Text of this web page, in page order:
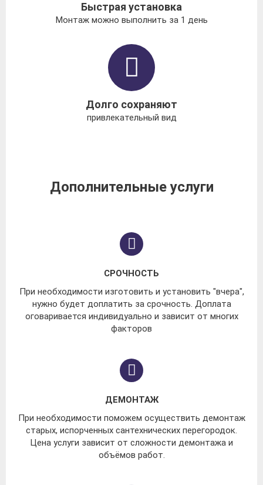
Быстрая установка
Монтаж можно выполнить за 1 день
Долго сохраняют
привлекательный вид
Дополнительные услуги
СРОЧНОСТЬ
При необходимости изготовить и установить "вчера",
нужно будет доплатить за срочность. Доплата
оговаривается индивидуально и зависит от многих
факторов
ДЕМОНТАЖ
При необходимости поможем осуществить демонтаж
старых, испорченных сантехнических перегородок.
Цена услуги зависит от сложности демонтажа и
объёмов работ.